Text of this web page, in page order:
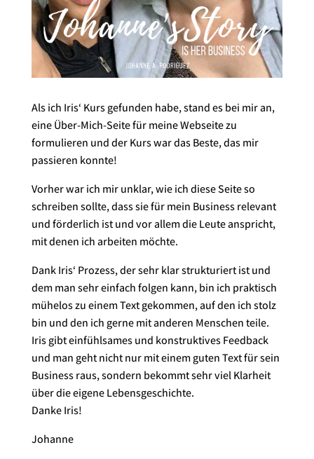
Als ich Iris‘ Kurs gefunden habe, stand es bei mir an,
eine Über-Mich-Seite für meine Webseite zu
formulieren und der Kurs war das Beste, das mir
passieren konnte!
Vorher war ich mir unklar, wie ich diese Seite so
schreiben sollte, dass sie für mein Business relevant
und förderlich ist und vor allem die Leute anspricht,
mit denen ich arbeiten möchte.
Dank Iris‘ Prozess, der sehr klar strukturiert ist und
dem man sehr einfach folgen kann, bin ich praktisch
mühelos zu einem Text gekommen, auf den ich stolz
bin und den ich gerne mit anderen Menschen teile.
Iris gibt einfühlsames und konstruktives Feedback
und man geht nicht nur mit einem guten Text für sein
Business raus, sondern bekommt sehr viel Klarheit
über die eigene Lebensgeschichte.
Danke Iris!
Johanne